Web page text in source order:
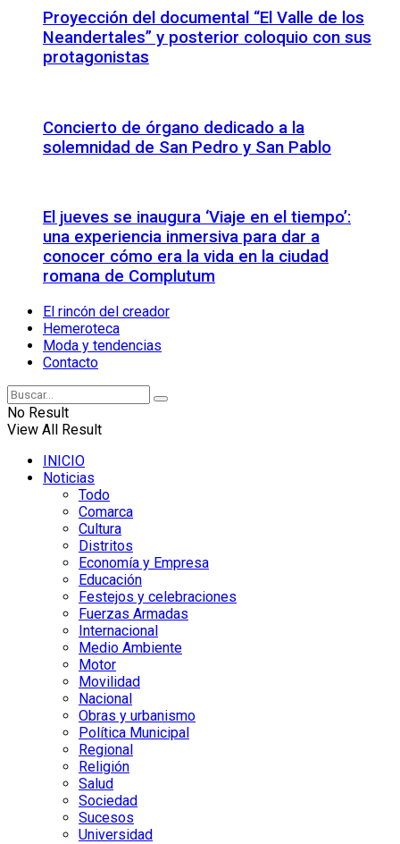
Proyección del documental “El Valle de los
Neandertales” y posterior coloquio con sus
protagonistas
Concierto de órgano dedicado a la
solemnidad de San Pedro y San Pablo
El jueves se inaugura ‘Viaje en el tiempo’:
una experiencia inmersiva para dar a
conocer cómo era la vida en la ciudad
romana de Complutum
El rincón del creador
Hemeroteca
Moda y tendencias
Contacto
No Result
View All Result
INICIO
Noticias
Todo
Comarca
Cultura
Distritos
Economía y Empresa
Educación
Festejos y celebraciones
Fuerzas Armadas
Internacional
Medio Ambiente
Motor
Movilidad
Nacional
Obras y urbanismo
Política Municipal
Regional
Religión
Salud
Sociedad
Sucesos
Universidad